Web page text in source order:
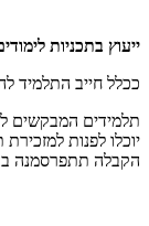
ייעוץ בתכניות
ככלל חייב התלמיד
תלמידים המבקשים
יוכלו לפנות
הקבלה תתפרסמנה